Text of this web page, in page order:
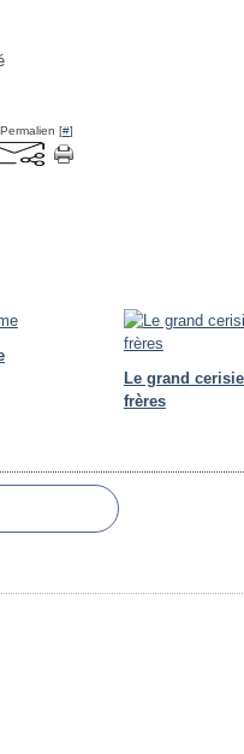
[#]
Le grand
frères